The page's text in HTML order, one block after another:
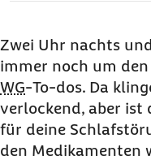
Welche
haben?
Wie werden
Fazit: Wie sinnvoll
Medikamente für
Zwei Uhr nachts
immer noch um
WG-To-dos. Da
verlockend, aber ist
für deine
den Medikamenten